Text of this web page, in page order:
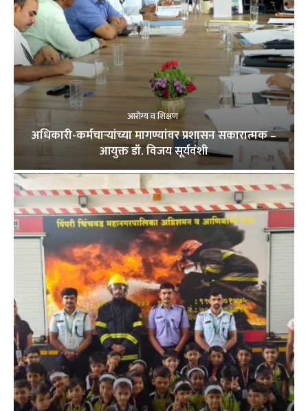
आरोग्य व शिक्षण
अधिकारी-कर्मचाऱ्यांच्या मागण्यांवर प्रशासन सकारात्मक –
आयुक्त डॉ. विजय सूर्यवंशी